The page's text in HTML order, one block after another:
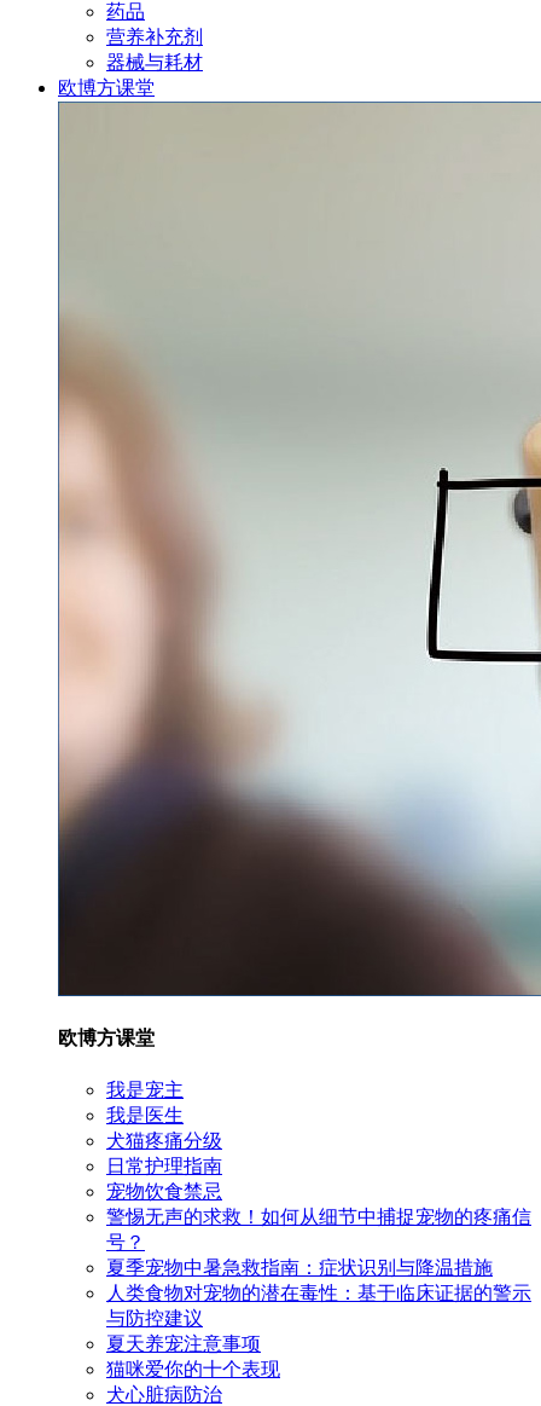
药品
营养补充剂
器械与耗材
欧博方课堂
欧博方课堂
我是宠主
我是医生
犬猫疼痛分级
日常护理指南
宠物饮食禁忌
警惕无声的求救！如何从细节中捕捉宠物的疼痛信
号？
夏季宠物中暑急救指南：症状识别与降温措施
人类食物对宠物的潜在毒性：基于临床证据的警示
与防控建议
夏天养宠注意事项
猫咪爱你的十个表现
犬心脏病防治